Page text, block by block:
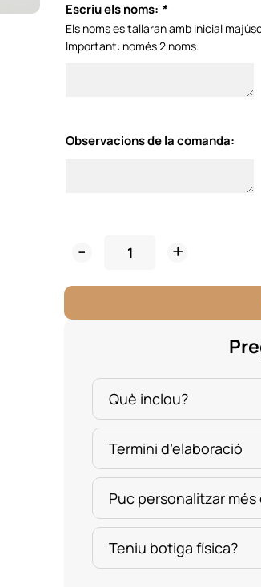
Escriu els noms: *
Els noms es tallaran amb inicial
Important: només 2 noms.
Observacions de la comanda:
Topper
Personalitzat
Què inclou?
Termini d’elaboració
Puc personalitzar
Teniu botiga física?